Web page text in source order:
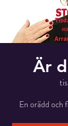
Är
En orädd och